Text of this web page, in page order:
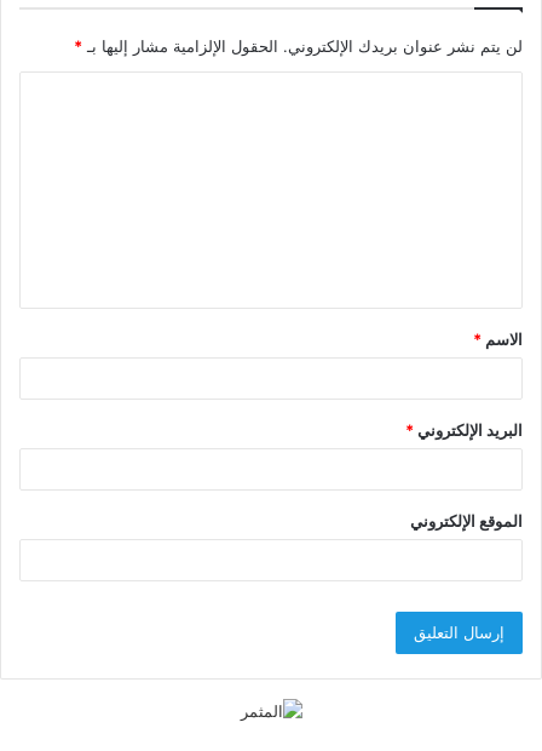
لن يتم نشر عنوان بريدك الإلكتروني. الحقول الإلزامية مشار إليها بـ *
ق
*
الاسم *
البريد الإلكتروني*
الموقع الإلكتروني